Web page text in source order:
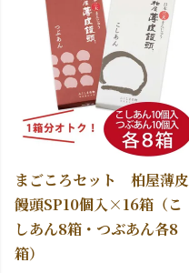
まごころセット 柏屋薄皮
饅頭SP10個入×16箱（こ
しあん8箱・つぶあん各8
箱）